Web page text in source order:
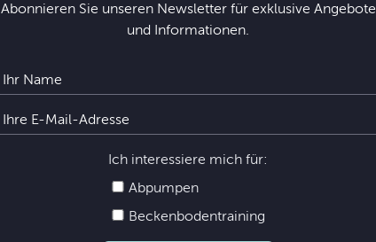
Abonnieren Sie unseren Newsletter für exklusive Angebote
und Informationen.
Ich interessiere mich für:
Abpumpen
Beckenbodentraining